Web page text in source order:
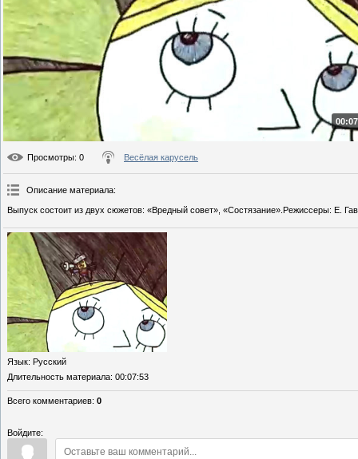
Просмотры: 0 Весёлая карусель
Описание материала:
Выпуск состоит из двух сюжетов: «Вредный совет», «Состязание».Режиссеры: Е.
Язык: Русский
Длительность материала: 00:07:53
Всего комментариев: 0
Войдите: